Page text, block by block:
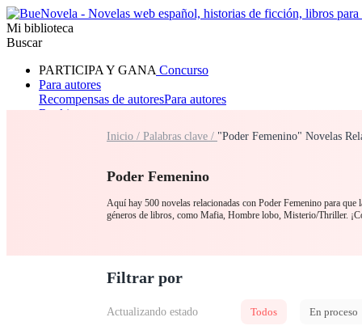
Mi biblioteca
Buscar
PARTICIPA Y GANA Concurso
Para autores
Recompensas de autoresPara autores
Ranking
Romance Hombre loboMafia
Inicio / Palabras clave / "Poder Femenino" Novelas
Poder Femenino
Aquí hay 500 novelas relacionadas con Poder Femenino para
géneros de libros, como Mafia, Hombre lobo, Misterio/Thriller.
Filtrar por
Actualizando estado Todos En proceso